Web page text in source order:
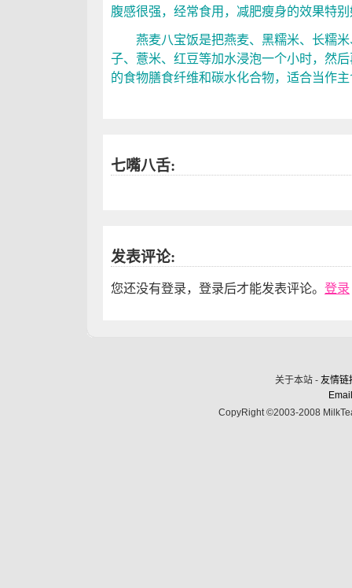
腹感很强，经常食用，减肥瘦身的效果特
燕麦八宝饭是把燕麦、黑糯米、长糯米
子、薏米、红豆等加水浸泡一个小时，然
的食物膳食纤维和碳水化合物，适合当作
七嘴八舌:
发表评论:
您还没有登录，登录后才能发表评论。 登录
关于本站 - 友情链
CopyRight ©2003-2008